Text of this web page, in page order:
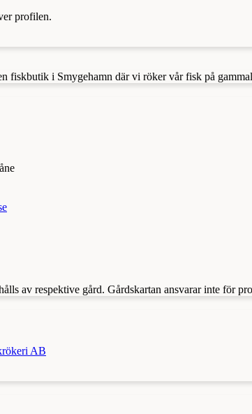
profilen.
fiskbutik i Smygehamn där vi röker vår fisk på
av respektive gård. Gårdskartan ansvarar inte för